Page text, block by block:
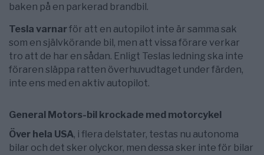
baken på en parkerad brandbil.
Tesla varnarför att en autopilot inte är samma sak
som en självkörande bil, men att vissa förare verkar
tro att de har en sådan. Enligt Teslas ledning ska inte
föraren släppa ratten överhuvudtaget under färden,
inte ens med en aktiv autopilot.
General Motors-bil krockade med motorcykel
Över hela USA, i flera delstater, testas nu autonoma
bilar och det sker olyckor, men dessa sker inte för bilar